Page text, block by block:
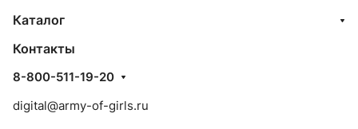
Каталог
Контакты
8-800-511-19-20
digital@army-of-girls.ru